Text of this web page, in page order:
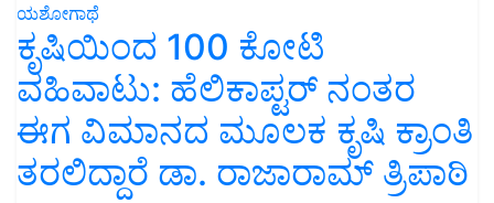
ಯಶೋಗಾಥೆ
ಕೃಷಿಯಿಂದ 100 ಕೋಟಿ
ವಹಿವಾಟು: ಹೆಲಿಕಾಪ್ಟರ್ ನಂತರ
ಈಗ ವಿಮಾನದ ಮೂಲಕ ಕೃಷಿ ಕ್ರಾಂತಿ
ತರಲಿದ್ದಾರೆ ಡಾ. ರಾಜಾರಾಮ್ ತ್ರಿಪಾಠಿ